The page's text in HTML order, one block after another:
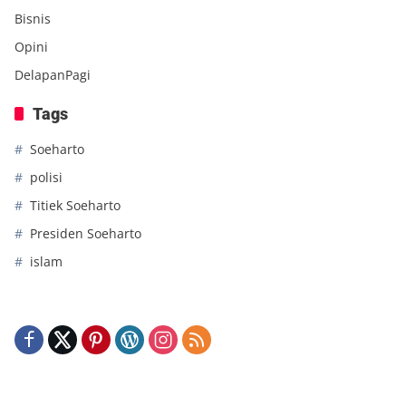
Bisnis
Opini
DelapanPagi
Tags
Soeharto
polisi
Titiek Soeharto
Presiden Soeharto
islam